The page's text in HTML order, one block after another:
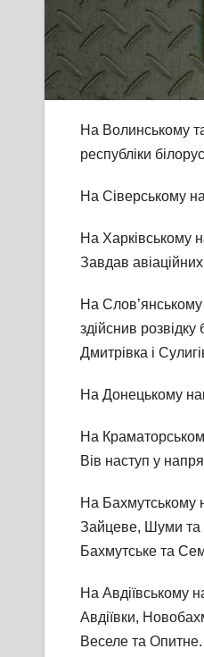
На Волинському
республіки
На Сіверському
На Харківському
Завдав
На Слов’янському
здійснив
Дмитрівка і
На Донецькому
На
Вів наступ у
На Бахмутському
Зайцеве, Шуми та
Бахмутське та
На Авдіївському
Авдіївки,
Веселе та Опитне.